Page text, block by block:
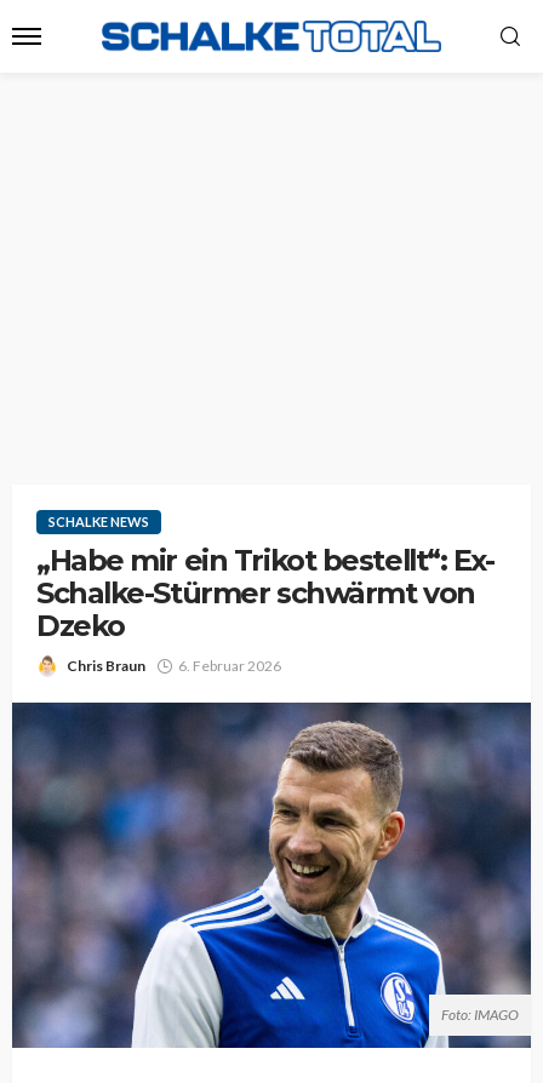
SCHALKE NEWS
„Habe mir ein Trikot bestellt“: Ex-
Schalke-Stürmer schwärmt von
Dzeko
Chris Braun 6. Februar 2026
Foto: IMAGO